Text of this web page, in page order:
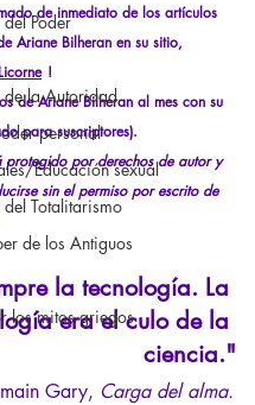
Poder
de la Autoridad
personal
Educación sexual
Totalitarismo
de los Antiguos
los mitos griegos
de inmediato de los artículos
Ariane Bilheran en su sitio,
!
de Ariane Bilheran al mes con su
para suscriptores).
protegido por derechos de autor y
sin el permiso por escrito de
la tecnología. La
era el culo de la
ciencia."
Gary, Carga del alma.